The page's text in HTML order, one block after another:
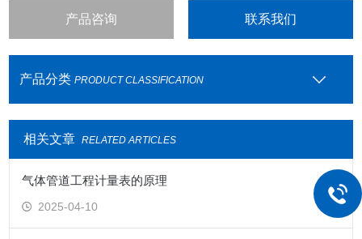
产品咨询 联系我们
产品分类 PRODUCT CLASSIFICATION
相关文章 RELATED ARTICLES
气体管道工程计量表的原理
2025-04-10